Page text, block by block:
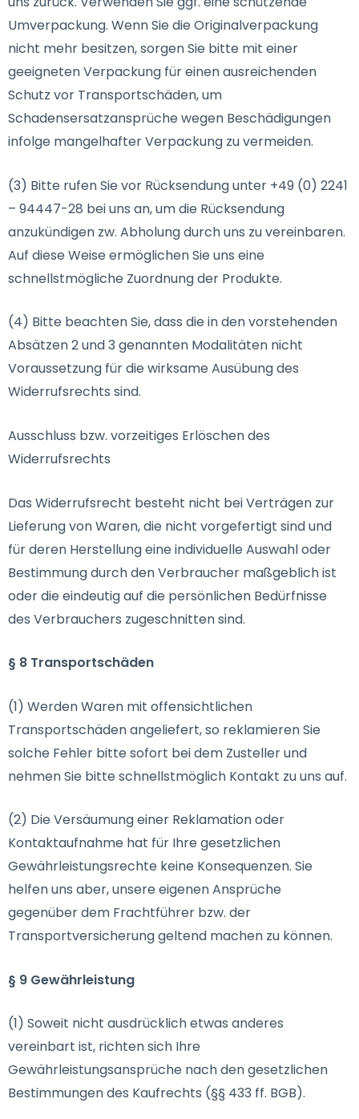
Umverpackung. Wenn Sie die Originalverpackung
nicht mehr besitzen, sorgen Sie bitte mit einer
geeigneten Verpackung für einen ausreichenden
Schutz vor Transportschäden, um
Schadensersatzansprüche wegen Beschädigungen
infolge mangelhafter Verpackung zu vermeiden.
(3) Bitte rufen Sie vor Rücksendung unter +49 (0) 2241
– 94447-28 bei uns an, um die Rücksendung
anzukündigen zw. Abholung durch uns zu vereinbaren.
Auf diese Weise ermöglichen Sie uns eine
schnellstmögliche Zuordnung der Produkte.
(4) Bitte beachten Sie, dass die in den vorstehenden
Absätzen 2 und 3 genannten Modalitäten nicht
Voraussetzung für die wirksame Ausübung des
Widerrufsrechts sind.
Ausschluss bzw. vorzeitiges Erlöschen des
Widerrufsrechts
Das Widerrufsrecht besteht nicht bei Verträgen zur
Lieferung von Waren, die nicht vorgefertigt sind und
für deren Herstellung eine individuelle Auswahl oder
Bestimmung durch den Verbraucher maßgeblich ist
oder die eindeutig auf die persönlichen Bedürfnisse
des Verbrauchers zugeschnitten sind.
§ 8 Transportschäden
(1) Werden Waren mit offensichtlichen
Transportschäden angeliefert, so reklamieren Sie
solche Fehler bitte sofort bei dem Zusteller und
nehmen Sie bitte schnellstmöglich Kontakt zu uns auf.
(2) Die Versäumung einer Reklamation oder
Kontaktaufnahme hat für Ihre gesetzlichen
Gewährleistungsrechte keine Konsequenzen. Sie
helfen uns aber, unsere eigenen Ansprüche
gegenüber dem Frachtführer bzw. der
Transportversicherung geltend machen zu können.
§ 9 Gewährleistung
(1) Soweit nicht ausdrücklich etwas anderes
vereinbart ist, richten sich Ihre
Gewährleistungsansprüche nach den gesetzlichen
Bestimmungen des Kaufrechts (§§ 433 ff. BGB).